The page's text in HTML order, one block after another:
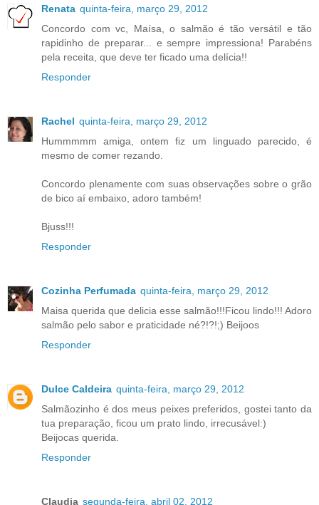
Renata quinta-feira, março 29, 2012
Concordo com vc, Maísa, o salmão é tão versátil e tão
rapidinho de preparar... e sempre impressiona! Parabéns
pela receita, que deve ter ficado uma delícia!!
Responder
Rachel quinta-feira, março 29, 2012
Hummmmm amiga, ontem fiz um linguado parecido, é
mesmo de comer rezando.
Concordo plenamente com suas observações sobre o grão
de bico aí embaixo, adoro também!
Bjuss!!!
Responder
Cozinha Perfumada quinta-feira, março 29, 2012
Maisa querida que delicia esse salmão!!!Ficou lindo!!! Adoro
salmão pelo sabor e praticidade né?!?!;) Beijoos
Responder
Dulce Caldeira quinta-feira, março 29, 2012
Salmãozinho é dos meus peixes preferidos, gostei tanto da
tua preparação, ficou um prato lindo, irrecusável:)
Beijocas querida.
Responder
Claudia segunda-feira, abril 02, 2012